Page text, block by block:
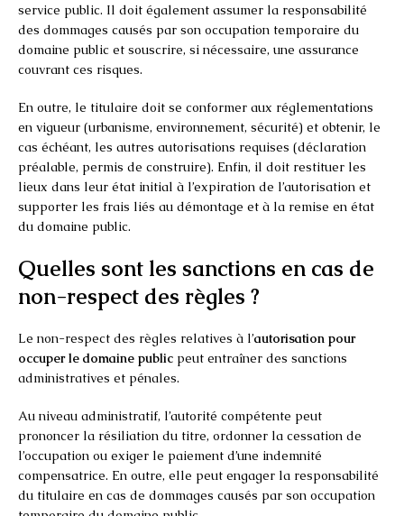
service public. Il doit également assumer la responsabilité
des dommages causés par son occupation temporaire du
domaine public et souscrire, si nécessaire, une assurance
couvrant ces risques.
En outre, le titulaire doit se conformer aux réglementations
en vigueur (urbanisme, environnement, sécurité) et obtenir, le
cas échéant, les autres autorisations requises (déclaration
préalable, permis de construire). Enfin, il doit restituer les
lieux dans leur état initial à l’expiration de l’autorisation et
supporter les frais liés au démontage et à la remise en état
du domaine public.
Quelles sont les sanctions en cas de
non-respect des règles ?
Le non-respect des règles relatives à l’autorisation pour
occuper le domaine public peut entraîner des sanctions
administratives et pénales.
Au niveau administratif, l’autorité compétente peut
prononcer la résiliation du titre, ordonner la cessation de
l’occupation ou exiger le paiement d’une indemnité
compensatrice. En outre, elle peut engager la responsabilité
du titulaire en cas de dommages causés par son occupation